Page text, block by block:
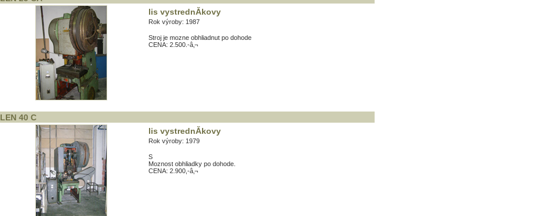
lis vystrednĂ­kovy
Rok výroby: 1987
Stroj je mozne obhliadnut po dohode
CENA: 2.500.-â‚¬
LEN 40 C
lis vystrednĂ­kovy
Rok výroby: 1979
S
Moznost obhliadky po dohode.
CENA: 2.900,-â‚¬